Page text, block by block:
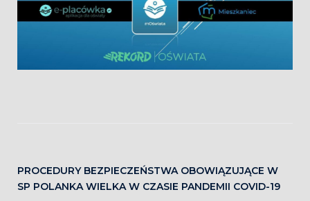
PROCEDURY BEZPIECZEŃSTWA OBOWIĄZUJĄCE W
SP POLANKA WIELKA W CZASIE PANDEMII COVID-19